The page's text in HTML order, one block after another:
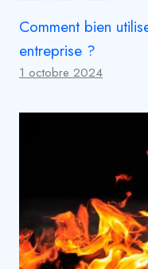
Comment bien
entreprise ?
1 octobre 2024